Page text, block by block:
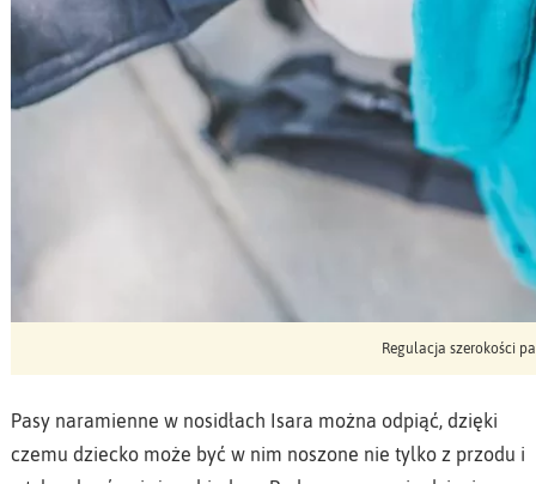
Regulacja szerokości
Pasy naramienne w nosidłach Isara można odpiąć, dzięki
czemu dziecko może być w nim noszone nie tylko z przodu i